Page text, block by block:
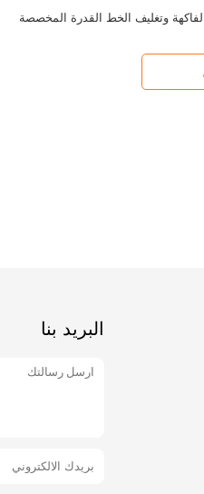
وتغليف الخط القدرة المخصصة
البريد بنا